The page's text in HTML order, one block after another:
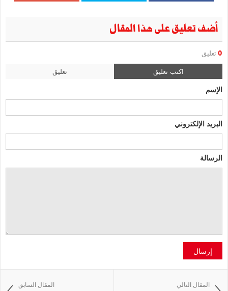
أضف تعليق على هذا المقال
0 تعليق
اكتب تعليق تعليق
الإسم
البريد الإلكتروني
الرسالة
إرسال
المقال السابق المقال التالي